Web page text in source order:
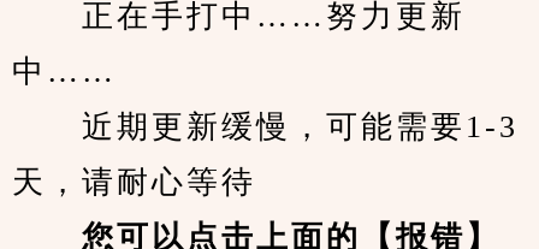
正在手打中……努力更新
中……
近期更新缓慢，可能需要1-3
天，请耐心等待
您可以点击上面的【报错】